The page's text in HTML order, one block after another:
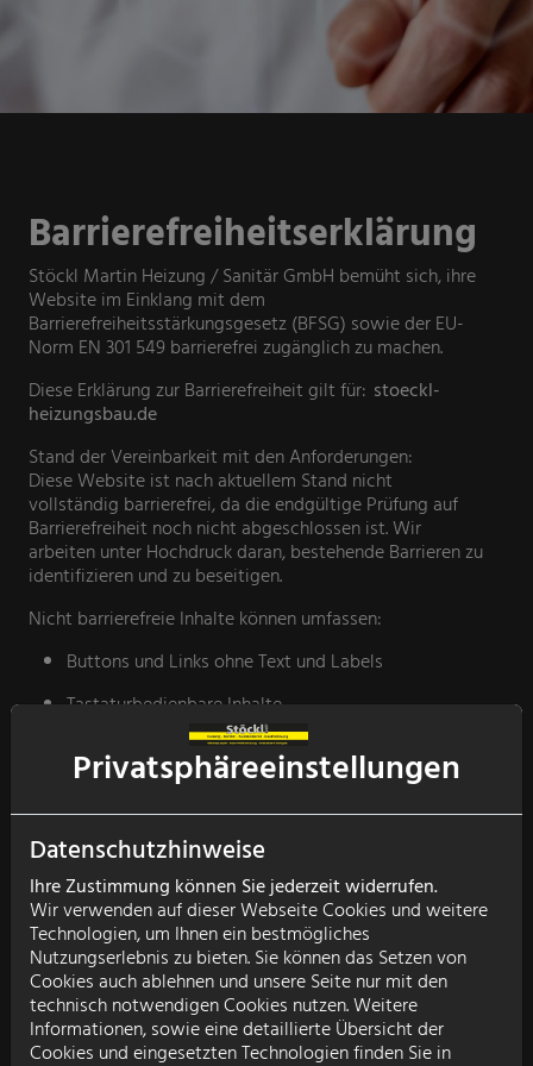
Barrierefreiheitserklärung
Stöckl Martin Heizung / Sanitär GmbH bemüht sich, ihre
Website im Einklang mit dem
Barrierefreiheitsstärkungsgesetz (BFSG) sowie der EU-
Norm EN 301 549 barrierefrei zugänglich zu machen.
Diese Erklärung zur Barrierefreiheit gilt für: stoeckl-
heizungsbau.de
Stand der Vereinbarkeit mit den Anforderungen:
Diese Website ist nach aktuellem Stand nicht
vollständig barrierefrei, da die endgültige Prüfung auf
Barrierefreiheit noch nicht abgeschlossen ist. Wir
arbeiten unter Hochdruck daran, bestehende Barrieren zu
identifizieren und zu beseitigen.
Nicht barrierefreie Inhalte können umfassen:
Buttons und Links ohne Text und Labels
Tastaturbedienbare Inhalte
Pdfs und weitere eingebettete Dokumente
Seiten zu Newsbeiträgen oder Landingpages
Nicht ausreichender Kontrast, u.a. bei Text vor Bildern
Logos ohne Alternativtexte
Externe Tools wie Planer, Konfiguratoren oder
Assistenten
Feedback und Kontakt: Wenn Ihnen Barrieren auffallen oder
Sie Probleme bei der Nutzung unserer Website haben,
Privatsphäre­einstellungen
Datenschutzhinweise
Ihre Zustimmung können Sie jederzeit widerrufen.
Wir verwenden auf dieser Webseite Cookies und weitere
Technologien, um Ihnen ein bestmögliches
Nutzungserlebnis zu bieten. Sie können das Setzen von
Cookies auch ablehnen und unsere Seite nur mit den
technisch notwendigen Cookies nutzen. Weitere
Informationen, sowie eine detaillierte Übersicht der
Cookies und eingesetzten Technologien finden Sie in